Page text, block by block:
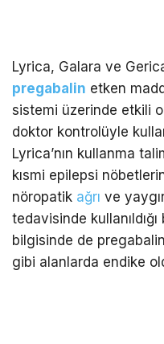
Lyrica, Galara ve
pregabalin etken
sistemi üzerinde etkili
doktor kontrolüyle
Lyrica’nın kullanma
kısmi epilepsi
nöropatik ağrı ve
tedavisinde kullanıldığı
bilgisinde de
gibi alanlarda endike